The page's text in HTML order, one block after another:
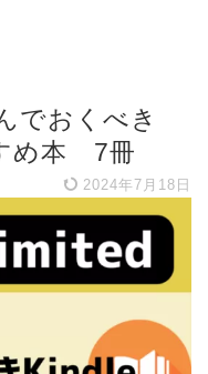
でおくべき
め本 7冊
2024年7月18日